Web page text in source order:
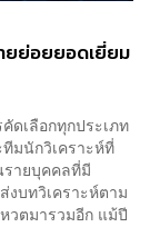
ยย่อยยอดเยี่ยม
ดเลือกทุกประเภท
มนักวิเคราะห์ที่
ายบุคคลที่มี
งบทวิเคราะห์ตาม
วตมารวมอีก แม้ปี